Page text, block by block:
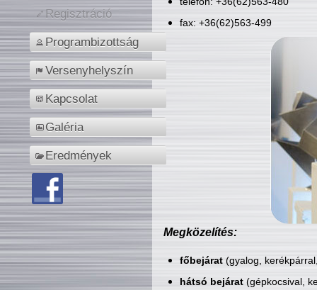
Regisztráció
Programbizottság
Versenyhelyszín
Kapcsolat
Galéria
Eredmények
fax: +36(62)563-499
Megközelítés:
főbejárat(gyalog,
hátsó bejárat(gépkocsival,